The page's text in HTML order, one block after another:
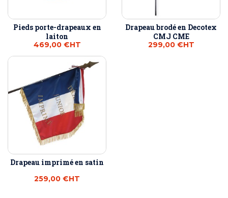
Pieds porte-drapeaux en
laiton
469,00 €HT
Drapeau brodé en Decotex
CMJ CME
299,00 €HT
Drapeau imprimé en satin
259,00 €HT